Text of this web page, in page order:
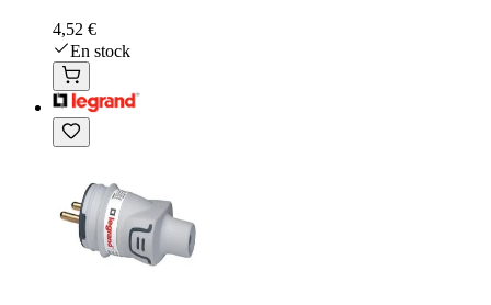
4,52 €
En stock